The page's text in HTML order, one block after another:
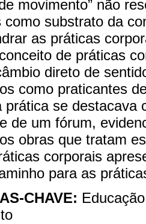
movimento” não
como substrato da
as práticas
de práticas
direto de
como praticantes
prática se destacava
de um fórum,
obras que tratam
corporais
para as
CHAVE: